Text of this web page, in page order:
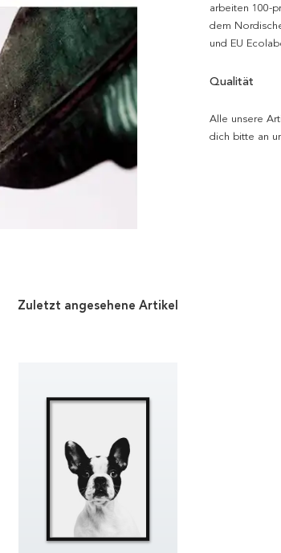
arbeiten 100-
dem
und EU
Qualität
Alle unsere
dich bitte an
Zuletzt angesehene Artikel